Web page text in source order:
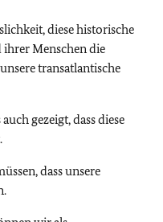
diese historische
Menschen die
transatlantische
gezeigt, dass diese
dass unsere